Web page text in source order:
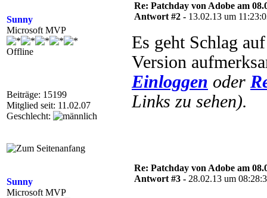
Sunny
Microsoft MVP
Offline
Beiträge: 15199
Mitglied seit: 11.02.07
Geschlecht:
Re: Patchday von Adobe am
Antwort #2 - 13.02.13 um
Es geht Schlag
Version
Einloggen oder
Links zu sehen).
Sunny
Microsoft MVP
Re: Patchday von Adobe am
Antwort #3 - 28.02.13 um